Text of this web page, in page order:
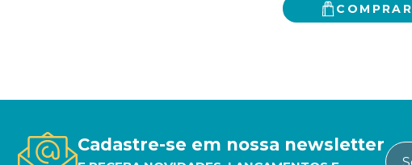
COMPRAR
Cadastre-se em nossa newsletter